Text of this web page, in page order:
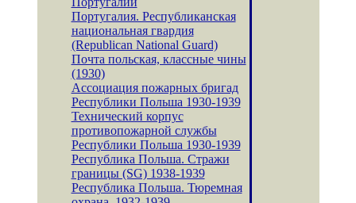
Португалия. Республиканская
национальная гвардия
(Republican National Guard)
Почта польская, классные чины
(1930)
Ассоциация пожарных бригад
Республики Польша 1930-1939
Технический корпус
противопожарной службы
Республики Польша 1930-1939
Республика Польша. Стражи
границы (SG) 1938-1939
Республика Польша. Тюремная